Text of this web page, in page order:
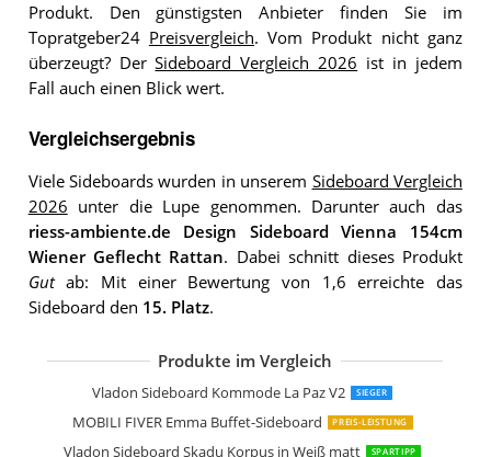
Produkt. Den günstigsten Anbieter finden Sie im
Topratgeber24 Preisvergleich. Vom Produkt nicht ganz
überzeugt? DerSideboard Vergleich 2026 ist in jedem
Fall auch einen Blick wert.
Vergleichsergebnis
Viele Sideboards wurden in unserem Sideboard Vergleich
2026 unter die Lupe genommen. Darunter auch das
riess-ambiente.de Design Sideboard Vienna 154cm
Wiener Geflecht Rattan. Dabei schnitt dieses Produkt
Gutab: Mit einer Bewertung von 1,6 erreichte das
Sideboard den 15. Platz.
Produkte im Vergleich
Vladon Sideboard Kommode La Paz V2 SIEGER
MOBILI FIVER Emma Buffet-Sideboard PREIS-LEISTUNG
Vladon Sideboard Skadu Korpus in Weiß matt SPARTIPP
Vladon Sideboard Kommode Valencia
Artigiani Veneti Riuniti Sideboard
Froschkönig24 Sideboard 200x50x75
Kare Design Sideboard Electro
FURNLUX Sideboard Stilig Weiß
Vladon Sideboard Kommode Valencia
Wermo 135 cm Sideboard
Vladon Sideboard Kommode Flow
Jaxenor Sideboard mit Schubladen
SPACEREBELS Kommode mit 3 Türen
Stella Trading Drift Sideboard
IDMarket Phoenix Sideboard 140 cm
Vladon Sideboard Kommode Sylt V2